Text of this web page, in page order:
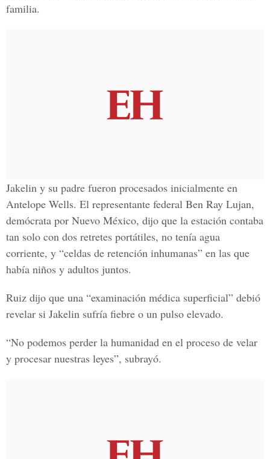
familia.
Jakelin y su padre fueron procesados inicialmente en
Antelope Wells. El representante federal Ben Ray Lujan,
demócrata por Nuevo México, dijo que la estación contaba
tan solo con dos retretes portátiles, no tenía agua
corriente, y “celdas de retención inhumanas” en las que
había niños y adultos juntos.
Ruiz dijo que una “examinación médica superficial” debió
revelar si Jakelin sufría fiebre o un pulso elevado.
“No podemos perder la humanidad en el proceso de velar
y procesar nuestras leyes”, subrayó.